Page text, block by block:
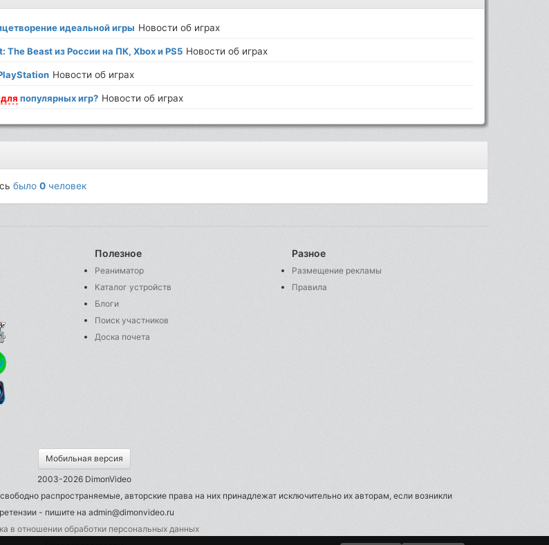
идеальной игры Новости об играх
The Beast из России на ПК, Xbox и PS5 Новости об играх
Новости об играх
для популярных игр? Новости об играх
было0 человек
Полезное
Реаниматор
Каталог устройств
Блоги
Поиск участников
Доска почета
Разное
Размещение рекламы
Правила
Мобильная версия
2003-2026 DimonVideo
распространяемые, авторские права на них принадлежат исключительно их авторам, если возникли
- пишите на admin@dimonvideo.ru
в отношении обработки персональных данных